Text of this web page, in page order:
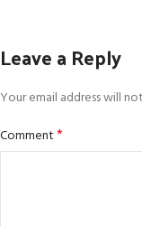
Leave a Reply
Your email address will
Comment*